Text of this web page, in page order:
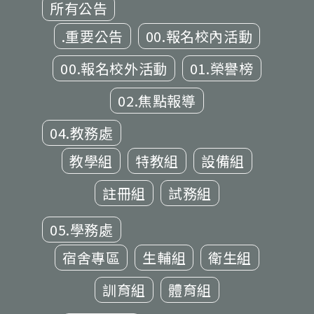
所有公告
.重要公告
00.報名校內活動
00.報名校外活動
01.榮譽榜
02.焦點報導
04.教務處
教學組
特教組
設備組
註冊組
試務組
05.學務處
宿舍專區
生輔組
衛生組
訓育組
體育組